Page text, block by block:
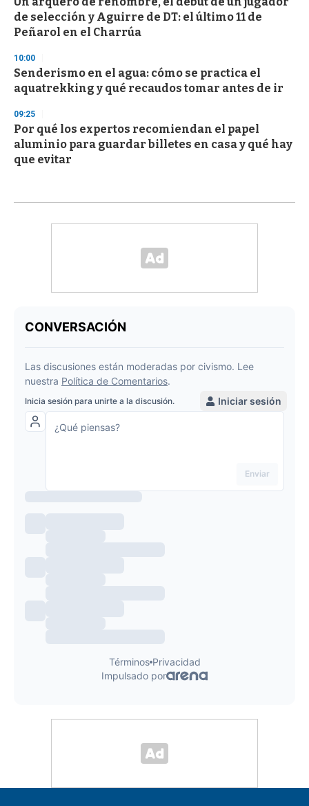
de selección y Aguirre de DT: el último 11 de
Peñarol en el Charrúa
10:00
Senderismo en el agua: cómo se practica el
aquatrekking y qué recaudos tomar antes de ir
09:25
Por qué los expertos recomiendan el papel
aluminio para guardar billetes en casa y qué hay
que evitar